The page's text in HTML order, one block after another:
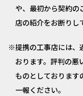
や、最初から契約の
店の紹介をお断りし
提携の工事店には、
おります。評判の悪
ものとしております
一報ください。